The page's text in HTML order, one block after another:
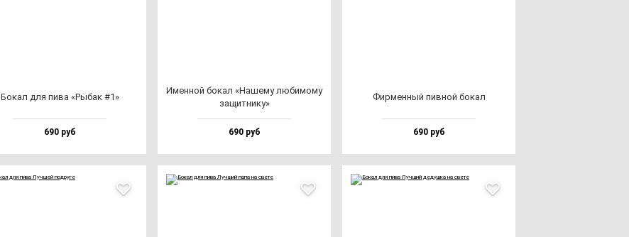
Бокал для пи­ва «Рыбак #1»
690 руб
Имен­ной бо­кал «Наше­му лю­би­мо­му
за­щит­ни­ку»
690 руб
Фир­мен­ный пив­ной бо­кал
690 руб